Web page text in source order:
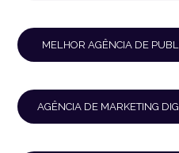
MELHOR AGÊNCIA DE
AGÊNCIA DE MARKETING